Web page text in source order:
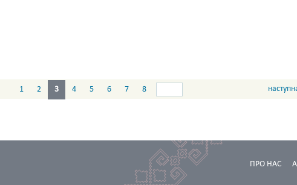
1 2 3 4 5 6 7 8
ПРО НАС